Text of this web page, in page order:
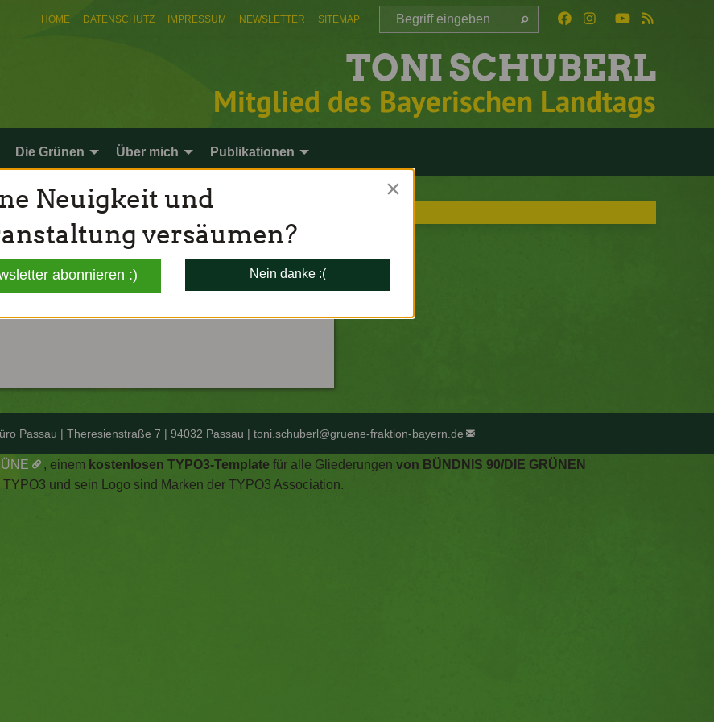
HOME DATENSCHUTZ IMPRESSUM NEWSLETTER SITEMAP
TONI SCHUBERL
Mitglied des Bayerischen Landtags
Die Grünen Über mich Publikationen
Passau | Theresienstraße 7 | 94032 Passau |toni.schuberl@gruene-fraktion-bayern.de
, einem kostenlosen TYPO3-Template für alle Gliederungen von BÜNDNIS 90/DIE GRÜNEN
TYPO3 und sein Logo sind Marken der TYPO3 Association.
Neuigkeit und
versäumen?
abonnieren :) Nein danke :(
×